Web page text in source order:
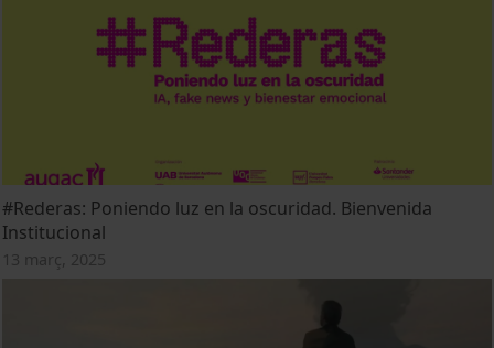
#Rederas: Poniendo luz en la oscuridad. Bienvenida
Institucional
13 març, 2025